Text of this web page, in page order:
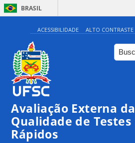
BRASIL
ACESSIBILIDADE ALTO CONTRASTE
Avaliação Externa da
Qualidade de Testes
Rápidos